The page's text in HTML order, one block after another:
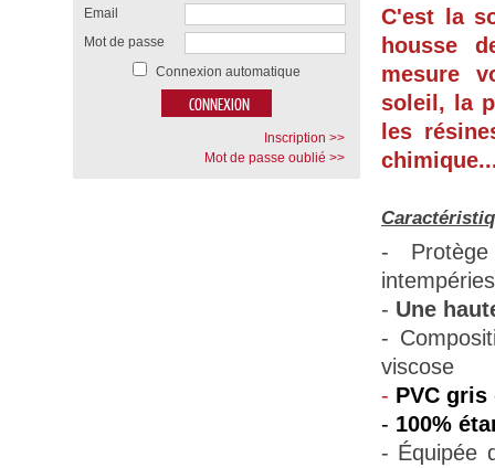
C'est la
housse
mesure
soleil, la
les
-
- Une
-
viscose
- PVC gris
- 100%
- Équipée
Email
Mot de passe
Connexion automatique
Inscription >>
Mot de passe oublié >>